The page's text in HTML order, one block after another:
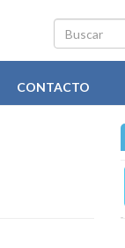
Buscar
CONTACTO